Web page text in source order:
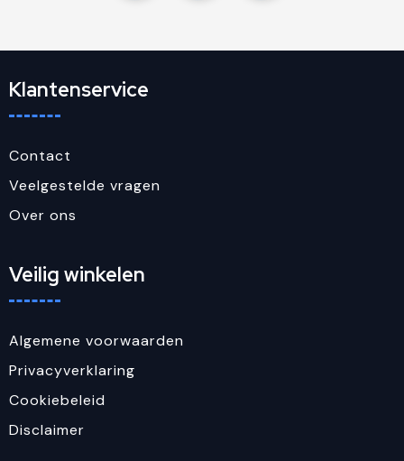
Klantenservice
Contact
Veelgestelde vragen
Over ons
Veilig winkelen
Algemene voorwaarden
Privacyverklaring
Cookiebeleid
Disclaimer